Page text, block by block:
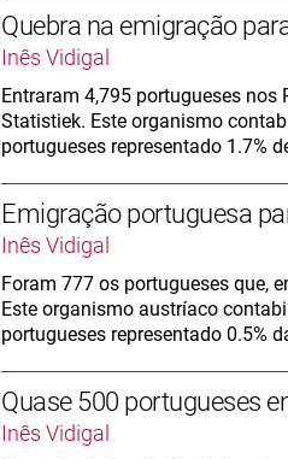
Quebra na emigração
Inês Vidigal
Entraram 4,795 portugueses nos
Statistiek. Este organismo
portugueses representado 1.7%
Emigração portuguesa
Inês Vidigal
Foram 777 os portugueses que,
Este organismo austríaco
portugueses representado 0.5%
Quase 500 portugueses
Inês Vidigal